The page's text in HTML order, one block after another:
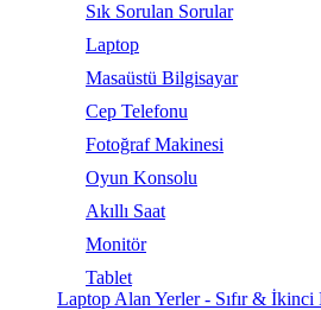
Sık Sorulan Sorular
Laptop
Masaüstü Bilgisayar
Cep Telefonu
Fotoğraf Makinesi
Oyun Konsolu
Akıllı Saat
Monitör
Tablet
Laptop Alan Yerler - Sıfır &